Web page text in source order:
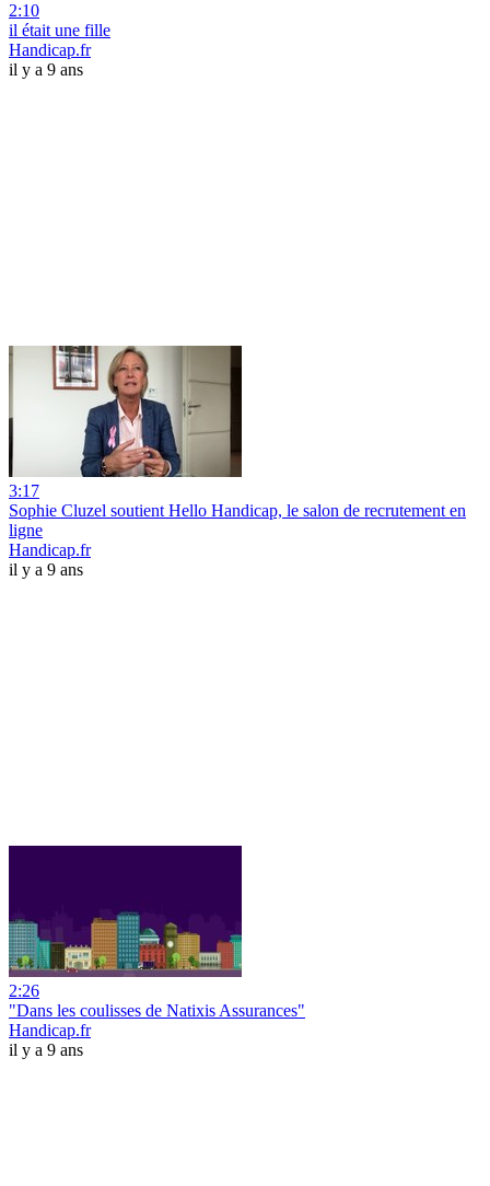
2:10
il était une fille
Handicap.fr
il y a 9 ans
3:17
Sophie Cluzel soutient Hello Handicap, le salon de recrutement en
ligne
Handicap.fr
il y a 9 ans
2:26
"Dans les coulisses de Natixis Assurances"
Handicap.fr
il y a 9 ans